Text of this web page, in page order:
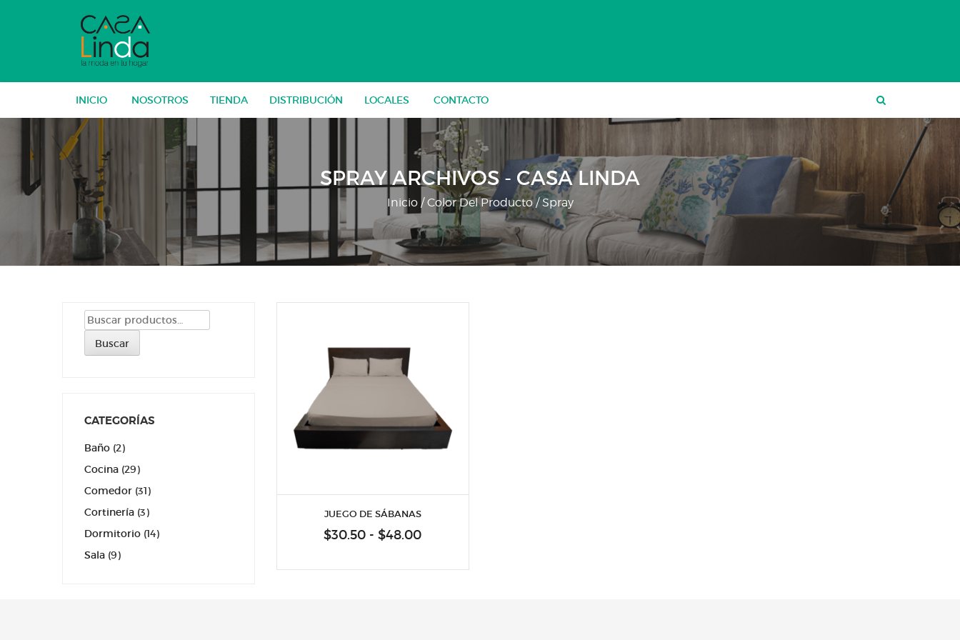
INICIO NOSOTROS TIENDA DISTRIBUCIÓN LOCALES CONTACTO
SPRAY ARCHIVOS - CASA LINDA
Inicio/ Color Del Producto / Spray
Buscar
por:
Buscar
CATEGORÍAS
Baño (2)
Cocina (29)
Comedor (31)
Cortinería (3)
Dormitorio (14)
Sala (9)
JUEGO DE SÁBANAS
$30.50 - $48.00Rango
precios: